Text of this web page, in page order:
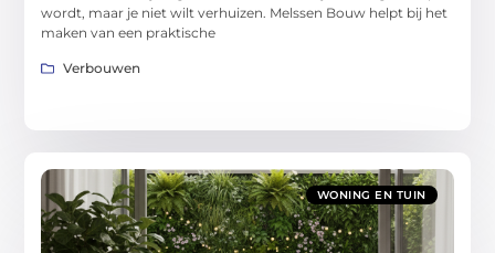
wordt, maar je niet wilt verhuizen. Melssen Bouw helpt bij het
maken van een praktische
Verbouwen
WONING EN TUIN